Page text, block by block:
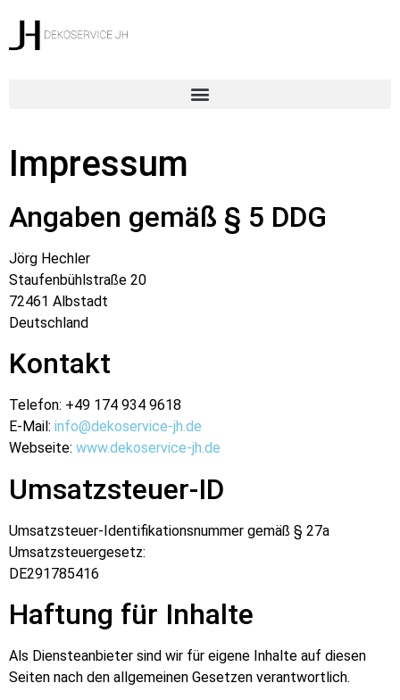
Impressum
Angaben gemäß § 5 DDG
Jörg Hechler
Staufenbühlstraße 20
72461 Albstadt
Deutschland
Kontakt
Telefon: +49 174 934 9618
E-Mail: info@dekoservice-jh.de
Webseite: www.dekoservice-jh.de
Umsatzsteuer-ID
Umsatzsteuer-Identifikationsnummer gemäß § 27a
Umsatzsteuergesetz:
DE291785416
Haftung für Inhalte
Als Diensteanbieter sind wir für eigene Inhalte auf diesen
Seiten nach den allgemeinen Gesetzen verantwortlich.